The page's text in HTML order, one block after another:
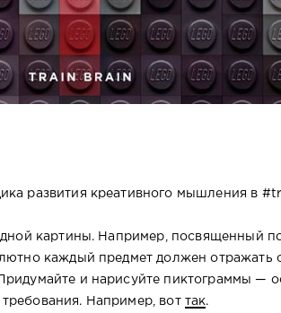
развития креативного мышления в
картины. Например, посвященный
каждый предмет должен отражать
и нарисуйте пиктограммы —
Например, вот так.